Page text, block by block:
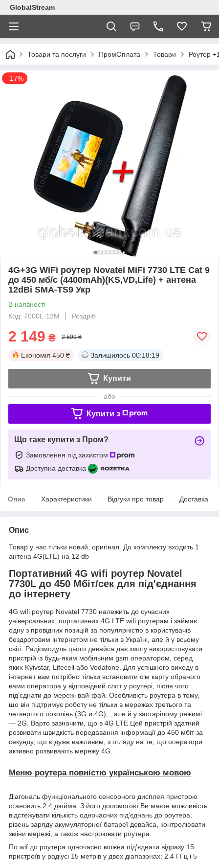
GlobalStream
Товари та послуги ПромОплата Товари Роутер
–17%
4G+3G WiFi роутер Novatel MiFi 7730 LTE Cat 9
до 450 мб/с (4400mAh)(KS,VD,Life) + антена
12dBi SMA-TS9 Укр
В наявності
Код: 7000L-12M
Роздріб
2 149 ₴ 2 599 ₴
Економія 450 ₴ Залишилось 00:18:18
Купити
або
Купити з
Що таке купити з Пром?
Замовлення під захистом
Доступна доставка
Опис Характеристики Відгуки про товар Доставка
Опис
Товар у нас тільки новий, оригінал. До комплекту входить 1
антена 4G(LTE) на 12 db
Портативний 4G wifi роутер Novatel
7730L до 450 Мбіт/сек для під'єднання
до інтернету
4G wifi роутер Novatel 7730 належить до сучасних
універсальних, портативних 4G LTE wifi роутерам і займає
одну з провідних позицій за популярністю в користувачів
бездротовим інтернетом не тільки в Україні, але й у всьому
світі. Радіомодуль цього девайса дає змогу використовувати
пристрій із будь-яким мобільним gsm оператором, серед
яких Kyivstar, Lifecell або Vodafone. Для успішного виходу в
інтернет вам потрібно тільки встановити сім карту обраного
вами оператора у відповідний слот у роутері, після чого
під'єднати до мережі вай-фай. Особливість роутера в тому,
що він підтримує роботу не тільки в мережах третього та
четвертого поколінь (3G и 4G), , але й у застарілому режимі
— 2G. Варто зазначити, що в 4G LTE Цей пристрій здатний
розвивати швидкість передавання інформації до 450 мбіт за
секунду, що є дуже важливим, з огляду на те, що оператори
активно розвивають мережу 4G.
Меню роутера повністю українською мовою
Діагональ функціонального сенсорного дисплея пристрою
становить 2.4 дюйма. З його допомогою Ви маєте можливість
відстежувати кількість одночасних під'єднань до роутера,
рівень заряду акумуляторної батареї девайса, контролювати
зміни мережі, а також настроювати роутера.
По wif до роутера одночасно можна під'єднати відразу 15
пристроїв у радіусі 15 метрів у двох діапазонах: 2.4 ГГц і 5